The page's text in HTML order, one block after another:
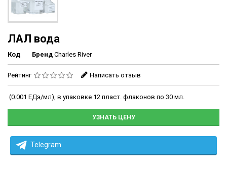
ЛАЛ вода
Код Бренд Charles River
Рейтинг Написать отзыв
(0.001 ЕДэ/мл), в упаковке 12 пласт. флаконов по 30 мл.
УЗНАТЬ ЦЕНУ
Telegram